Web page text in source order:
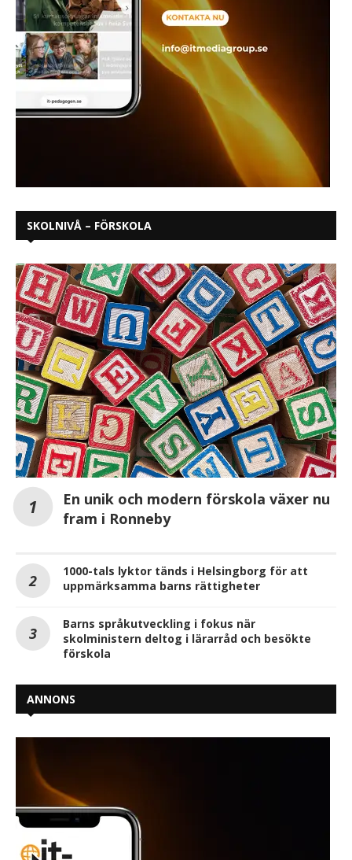
SKOLNIVÅ – FÖRSKOLA
En unik och modern förskola växer nu
fram i Ronneby
1000-tals lyktor tänds i Helsingborg för att
uppmärksamma barns rättigheter
Barns språkutveckling i fokus när
skolministern deltog i lärarråd och besökte
förskola
ANNONS